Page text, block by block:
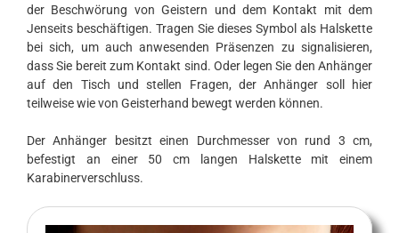
der Beschwörung von Geistern und dem Kontakt mit dem
Jenseits beschäftigen. Tragen Sie dieses Symbol als Halskette
bei sich, um auch anwesenden Präsenzen zu signalisieren,
dass Sie bereit zum Kontakt sind. Oder legen Sie den Anhänger
auf den Tisch und stellen Fragen, der Anhänger soll hier
teilweise wie von Geisterhand bewegt werden können.
Der Anhänger besitzt einen Durchmesser von rund 3 cm,
befestigt an einer 50 cm langen Halskette mit einem
Karabinerverschluss.